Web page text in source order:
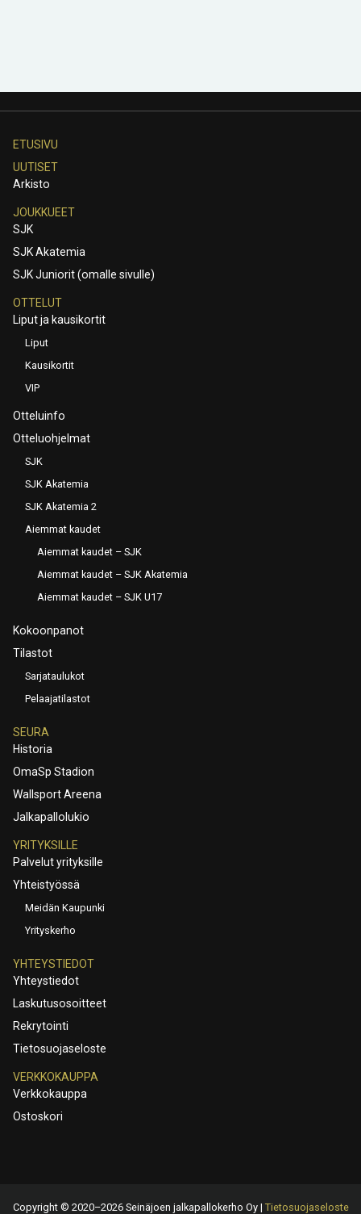
ETUSIVU
UUTISET
Arkisto
JOUKKUEET
SJK
SJK Akatemia
SJK Juniorit (omalle sivulle)
OTTELUT
Liput ja kausikortit
Liput
Kausikortit
VIP
Otteluinfo
Otteluohjelmat
SJK
SJK Akatemia
SJK Akatemia 2
Aiemmat kaudet
Aiemmat kaudet – SJK
Aiemmat kaudet – SJK Akatemia
Aiemmat kaudet – SJK U17
Kokoonpanot
Tilastot
Sarjataulukot
Pelaajatilastot
SEURA
Historia
OmaSp Stadion
Wallsport Areena
Jalkapallolukio
YRITYKSILLE
Palvelut yrityksille
Yhteistyössä
Meidän Kaupunki
Yrityskerho
YHTEYSTIEDOT
Yhteystiedot
Laskutusosoitteet
Rekrytointi
Tietosuojaseloste
VERKKOKAUPPA
Verkkokauppa
Ostoskori
Copyright © 2020–2026 Seinäjoen jalkapallokerho Oy | Tietosuojaseloste